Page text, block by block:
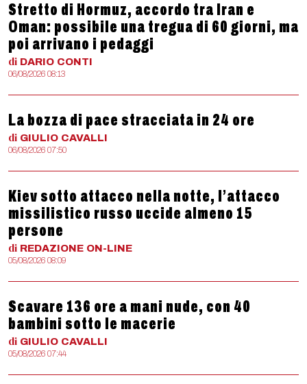
Stretto di Hormuz, accordo tra Iran e
Oman: possibile una tregua di 60 giorni, ma
poi arrivano i pedaggi
di DARIO CONTI
06/08/2026 08:13
La bozza di pace stracciata in 24 ore
di GIULIO CAVALLI
06/08/2026 07:50
Kiev sotto attacco nella notte, l’attacco
missilistico russo uccide almeno 15
persone
di REDAZIONE ON-LINE
05/08/2026 08:09
Scavare 136 ore a mani nude, con 40
bambini sotto le macerie
di GIULIO CAVALLI
05/08/2026 07:44